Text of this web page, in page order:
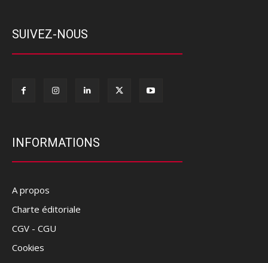
SUIVEZ-NOUS
INFORMATIONS
A propos
Charte éditoriale
CGV - CGU
Cookies